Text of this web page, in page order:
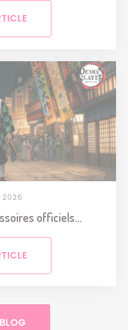
2026
officiels...